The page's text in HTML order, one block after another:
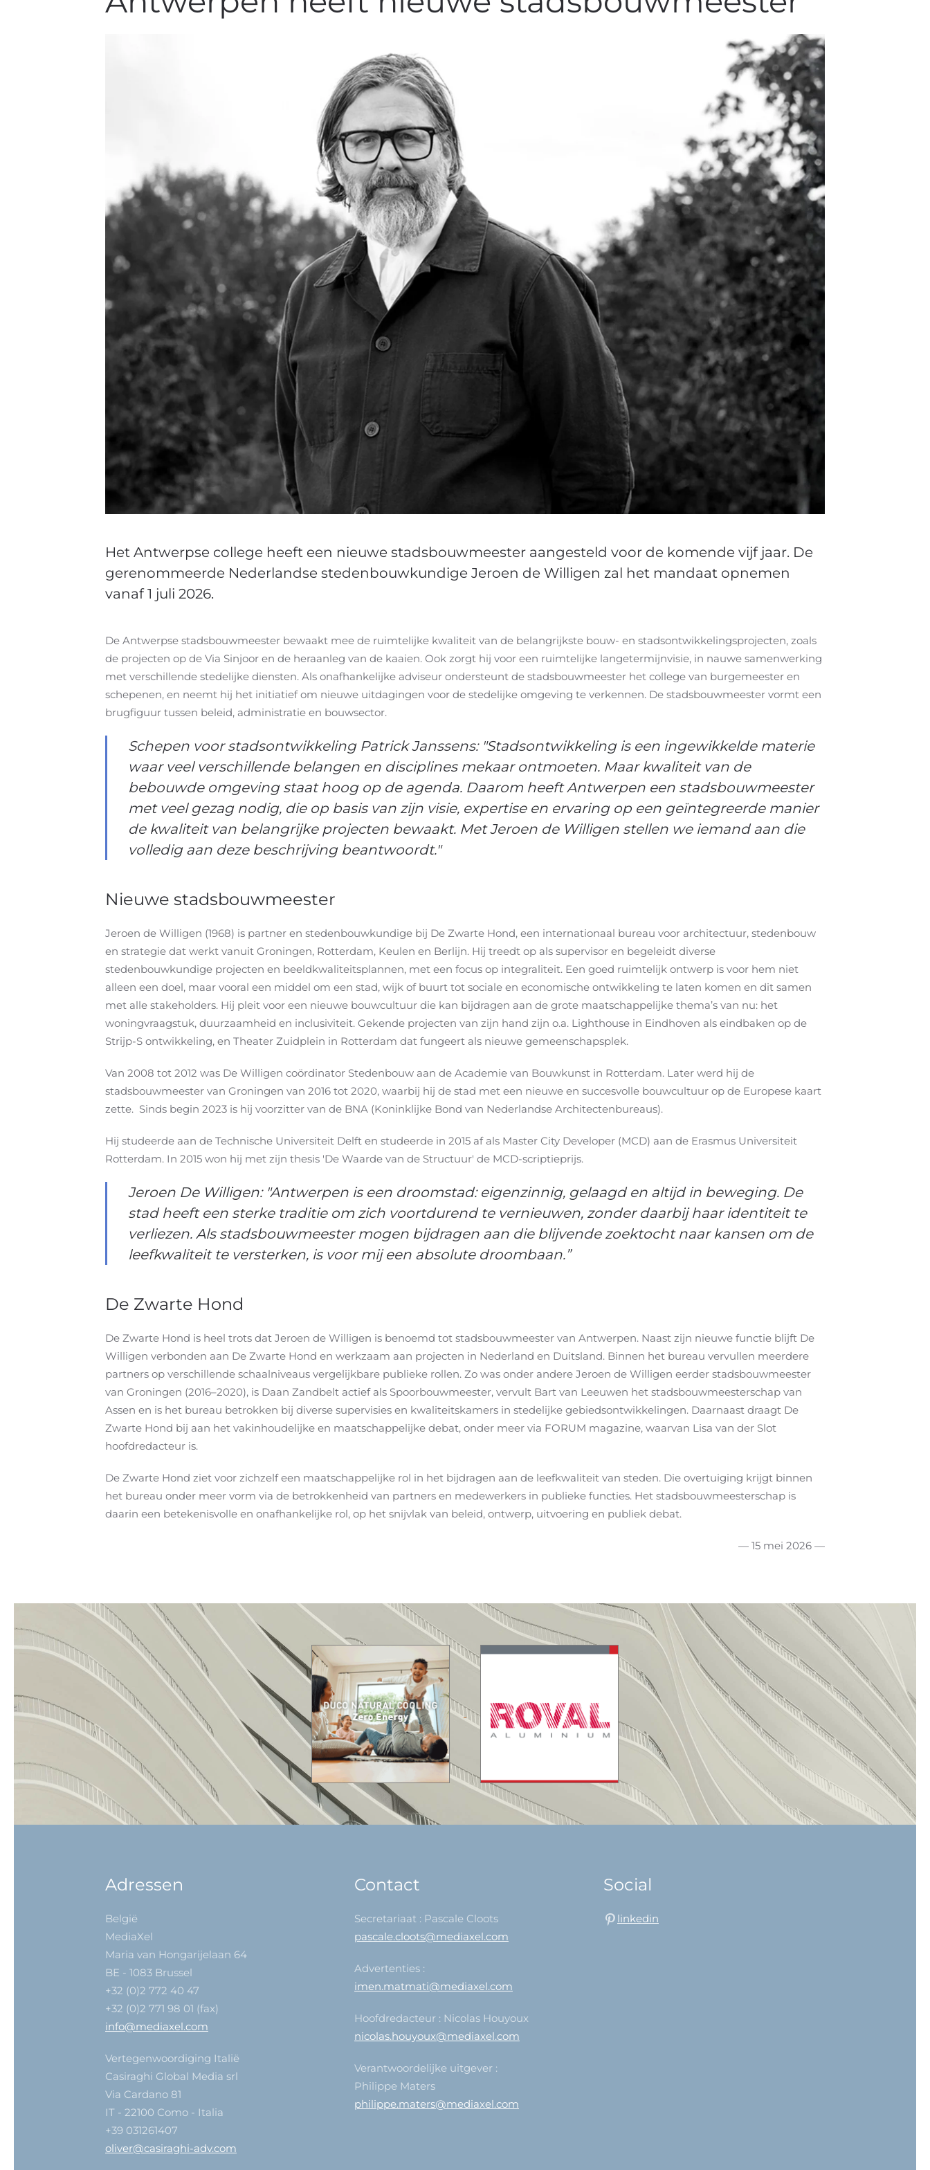
Het Antwerpse college heeft een nieuwe stadsbouwmeester aangesteld voor de komende vijf jaar. De
gerenommeerde Nederlandse stedenbouwkundige Jeroen de Willigen zal het mandaat opnemen
vanaf 1 juli 2026.
De Antwerpse stadsbouwmeester bewaakt mee de ruimtelijke kwaliteit van de belangrijkste bouw- en stadsontwikkelingsprojecten, zoals
de projecten op de Via Sinjoor en de heraanleg van de kaaien. Ook zorgt hij voor een ruimtelijke langetermijnvisie, in nauwe samenwerking
met verschillende stedelijke diensten. Als onafhankelijke adviseur ondersteunt de stadsbouwmeester het college van burgemeester en
schepenen, en neemt hij het initiatief om nieuwe uitdagingen voor de stedelijke omgeving te verkennen. De stadsbouwmeester vormt een
brugfiguur tussen beleid, administratie en bouwsector.
Schepen voor stadsontwikkeling Patrick Janssens: "Stadsontwikkeling is een ingewikkelde materie
waar veel verschillende belangen en disciplines mekaar ontmoeten. Maar kwaliteit van de
bebouwde omgeving staat hoog op de agenda. Daarom heeft Antwerpen een stadsbouwmeester
met veel gezag nodig, die op basis van zijn visie, expertise en ervaring op een geïntegreerde manier
de kwaliteit van belangrijke projecten bewaakt. Met Jeroen de Willigen stellen we iemand aan die
volledig aan deze beschrijving beantwoordt."
Nieuwe stadsbouwmeester
Jeroen de Willigen (1968) is partner en stedenbouwkundige bij De Zwarte Hond, een internationaal bureau voor architectuur, stedenbouw
en strategie dat werkt vanuit Groningen, Rotterdam, Keulen en Berlijn. Hij treedt op als supervisor en begeleidt diverse
stedenbouwkundige projecten en beeldkwaliteitsplannen, met een focus op integraliteit. Een goed ruimtelijk ontwerp is voor hem niet
alleen een doel, maar vooral een middel om een stad, wijk of buurt tot sociale en economische ontwikkeling te laten komen en dit samen
met alle stakeholders. Hij pleit voor een nieuwe bouwcultuur die kan bijdragen aan de grote maatschappelijke thema’s van nu: het
woningvraagstuk, duurzaamheid en inclusiviteit. Gekende projecten van zijn hand zijn o.a. Lighthouse in Eindhoven als eindbaken op de
Strijp-S ontwikkeling, en Theater Zuidplein in Rotterdam dat fungeert als nieuwe gemeenschapsplek.
Van 2008 tot 2012 was De Willigen coördinator Stedenbouw aan de Academie van Bouwkunst in Rotterdam. Later werd hij de
stadsbouwmeester van Groningen van 2016 tot 2020, waarbij hij de stad met een nieuwe en succesvolle bouwcultuur op de Europese kaart
zette. Sinds begin 2023 is hij voorzitter van de BNA (Koninklijke Bond van Nederlandse Architectenbureaus).
Hij studeerde aan de Technische Universiteit Delft en studeerde in 2015 af als Master City Developer (MCD) aan de Erasmus Universiteit
Rotterdam. In 2015 won hij met zijn thesis 'De Waarde van de Structuur' de MCD-scriptieprijs.
Jeroen De Willigen: "Antwerpen is een droomstad: eigenzinnig, gelaagd en altijd in beweging. De
stad heeft een sterke traditie om zich voortdurend te vernieuwen, zonder daarbij haar identiteit te
verliezen. Als stadsbouwmeester mogen bijdragen aan die blijvende zoektocht naar kansen om de
leefkwaliteit te versterken, is voor mij een absolute droombaan.”
De Zwarte Hond
De Zwarte Hond is heel trots dat Jeroen de Willigen is benoemd tot stadsbouwmeester van Antwerpen. Naast zijn nieuwe functie blijft De
Willigen verbonden aan De Zwarte Hond en werkzaam aan projecten in Nederland en Duitsland. Binnen het bureau vervullen meerdere
partners op verschillende schaalniveaus vergelijkbare publieke rollen. Zo was onder andere Jeroen de Willigen eerder stadsbouwmeester
van Groningen (2016–2020), is Daan Zandbelt actief als Spoorbouwmeester, vervult Bart van Leeuwen het stadsbouwmeesterschap van
Assen en is het bureau betrokken bij diverse supervisies en kwaliteitskamers in stedelijke gebiedsontwikkelingen. Daarnaast draagt De
Zwarte Hond bij aan het vakinhoudelijke en maatschappelijke debat, onder meer via FORUM magazine, waarvan Lisa van der Slot
hoofdredacteur is.
De Zwarte Hond ziet voor zichzelf een maatschappelijke rol in het bijdragen aan de leefkwaliteit van steden. Die overtuiging krijgt binnen
het bureau onder meer vorm via de betrokkenheid van partners en medewerkers in publieke functies. Het stadsbouwmeesterschap is
daarin een betekenisvolle en onafhankelijke rol, op het snijvlak van beleid, ontwerp, uitvoering en publiek debat.
— 15 mei 2026 —
Adressen
België
MediaXel
Maria van Hongarijelaan 64
BE - 1083 Brussel
+32 (0)2 772 40 47
+32 (0)2 771 98 01 (fax)
info@mediaxel.com
Vertegenwoordiging Italië
Casiraghi Global Media srl
Via Cardano 81
IT - 22100 Como - Italia
+39 031261407
oliver@casiraghi-adv.com
Contact
Secretariaat : Pascale Cloots
pascale.cloots@mediaxel.com
Advertenties :
imen.matmati@mediaxel.com
Hoofdredacteur : Nicolas Houyoux
nicolas.houyoux@mediaxel.com
Verantwoordelijke uitgever :
Philippe Maters
philippe.maters@mediaxel.com
Social
linkedin